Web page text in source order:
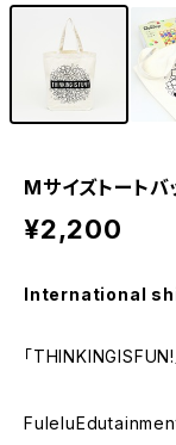
Mサイズトート
¥2,200
International
「THINKINGISFUN!